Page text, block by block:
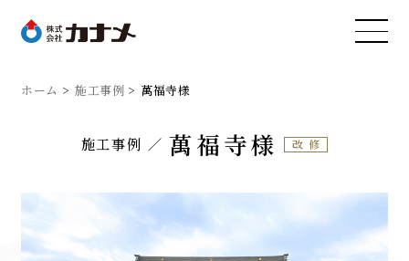
ホーム 施工事例 萬福寺様
施工事例 萬福寺様 改修